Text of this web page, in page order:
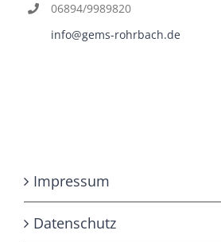
06894/9989820
info@gems-rohrbach.de
Impressum
Datenschutz